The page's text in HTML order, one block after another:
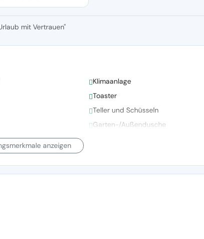
mit Vertrauen"
Klimaanlage
Toaster
Teller und Schüsseln
Garten-/Außendusche
anzeigen